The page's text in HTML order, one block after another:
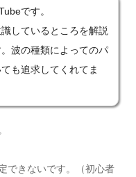
です。
しているところを解説
波の種類によってのパ
も追求してくれてま
できないです。（初心者